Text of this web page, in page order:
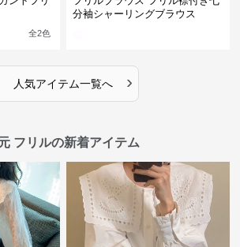
全2色
分袖シャーリングブラウス
人気アイテム一覧へ ›
フリルの新着アイテム